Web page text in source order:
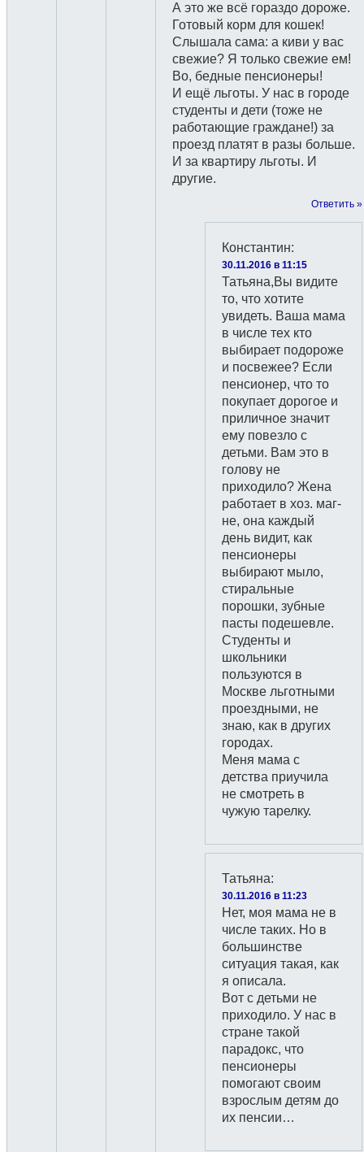
А это же всё гораздо дороже.
Готовый корм для кошек!
Слышала сама: а киви у вас
свежие? Я только свежие ем!
Во, бедные пенсионеры!
И ещё льготы. У нас в городе
студенты и дети (тоже не
работающие граждане!) за
проезд платят в разы больше.
И за квартиру льготы. И
другие.
Ответить »
Константин:
30.11.2016 в 11:15
Татьяна,Вы видите
то, что хотите
увидеть. Ваша мама
в числе тех кто
выбирает подороже
и посвежее? Если
пенсионер, что то
покупает дорогое и
приличное значит
ему повезло с
детьми. Вам это в
голову не
приходило? Жена
работает в хоз. маг-
не, она каждый
день видит, как
пенсионеры
выбирают мыло,
стиральные
порошки, зубные
пасты подешевле.
Студенты и
школьники
пользуются в
Москве льготными
проездными, не
знаю, как в других
городах.
Меня мама с
детства приучила
не смотреть в
чужую тарелку.
Татьяна:
30.11.2016 в 11:23
Нет, моя мама не в
числе таких. Но в
большинстве
ситуация такая, как
я описала.
Вот с детьми не
приходило. У нас в
стране такой
парадокс, что
пенсионеры
помогают своим
взрослым детям до
их пенсии…